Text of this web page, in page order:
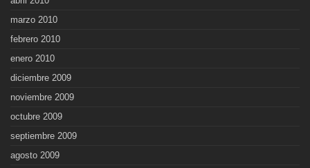
marzo 2010
febrero 2010
enero 2010
diciembre 2009
noviembre 2009
octubre 2009
septiembre 2009
agosto 2009